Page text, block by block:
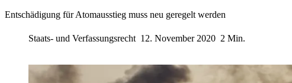
Entschädigung für Atomausstieg muss neu geregelt werden
Staats- und Verfassungsrecht 12. November 2020 2 Min.